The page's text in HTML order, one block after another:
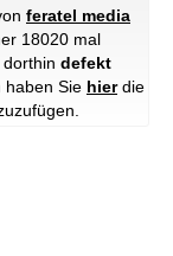
feratel media
18020 mal
defekt
haben Sie hierdie